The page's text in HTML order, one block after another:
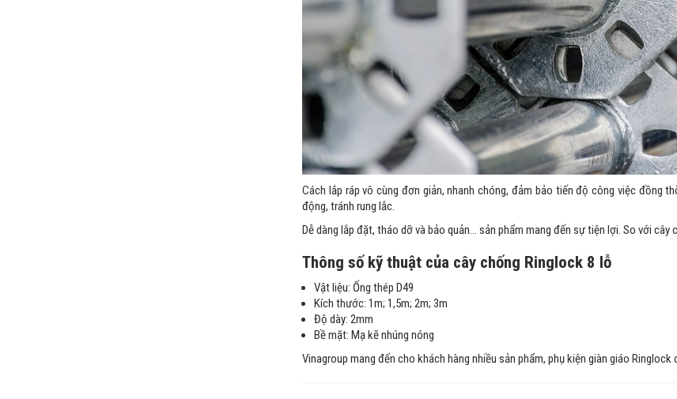
Cách lắp ráp vô cùng đơn giản, nhanh chóng, đảm bảo tiến độ công việc đồng
động, tránh rung lắc.
Dễ dàng lắp đặt, tháo dỡ và bảo quản… sản phẩm mang đến sự tiện lợi. So với
Thông số kỹ thuật của cây chống Ringlock 8 lỗ
Vật liệu: Ống thép D49
Kích thước: 1m; 1,5m; 2m; 3m
Độ dày: 2mm
Bề mặt: Mạ kẽ nhúng nóng
Vinagroup mang đến cho khách hàng nhiều sản phẩm, phụ kiện giàn giáo